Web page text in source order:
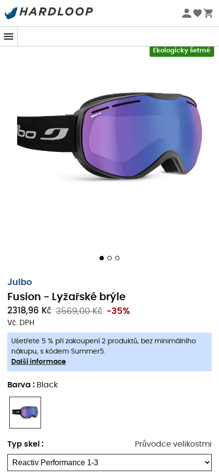
Letní akce 🔥 -5 % EXTRA při nákupu 2 produktů* s kódem
Ekologicky šetrné
Julbo
Fusion - Lyžařské brýle
2318,96 Kč 3569,00 Kč -35%
Vč. DPH
Ušetřete 5 % při zakoupení 2 produktů, bez minimálního
nákupu, s kódem Summer5.
Další informace
Barva : Black
Typ skel : Průvodce velikostmi